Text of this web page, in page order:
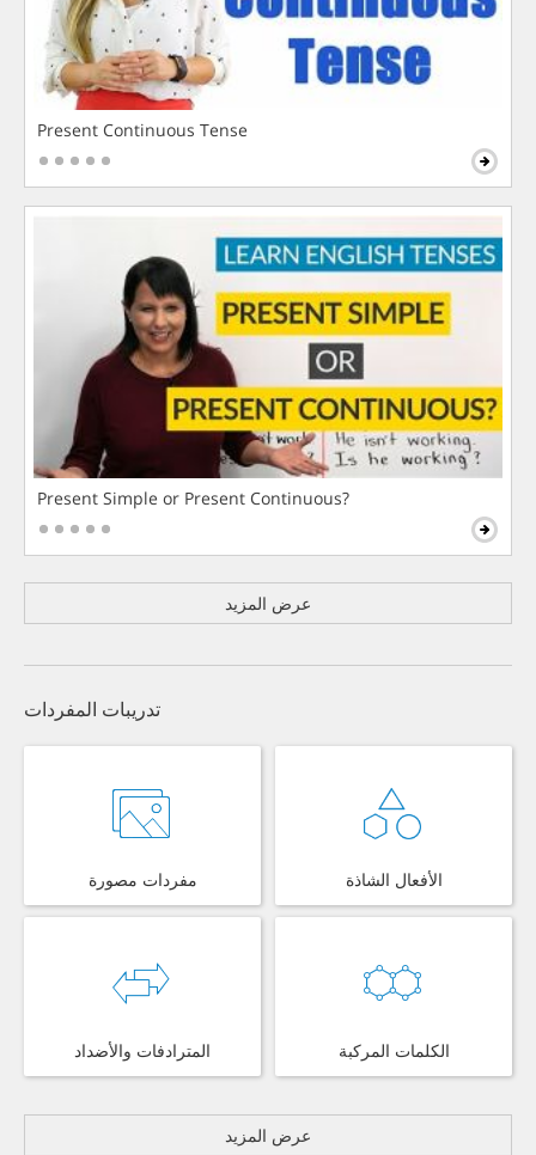
Present Continuous Tense
Present Simple or Present Continuous?
عرض المزيد
تدريبات المفردات
مفردات مصورة الأفعال الشاذة
المترادفات والأضداد الكلمات المركبة
عرض المزيد